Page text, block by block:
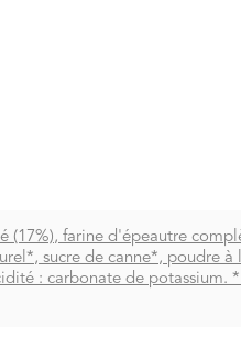
(17%), farine d'épeautre
sucre de canne*, poudre
: carbonate de potassium.